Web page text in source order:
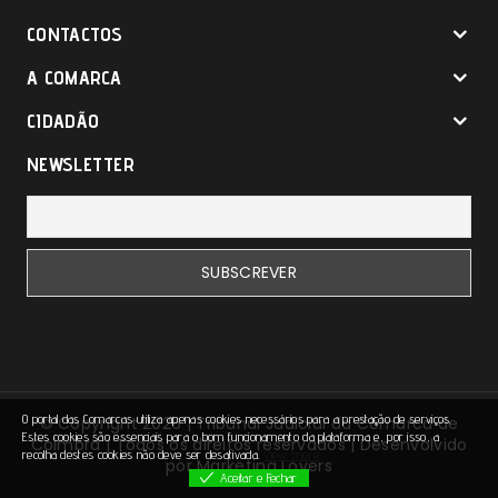
CONTACTOS
A COMARCA
CIDADÃO
NEWSLETTER
© Copyright 2026 | Tribunal Judicial da Comarca de
Coimbra | Todos os direitos reservados | Desenvolvido
porMarketing Lovers
O portal das Comarcas utiliza apenas cookies necessários para a prestação de serviços.
Estes cookies são essenciais para o bom funcionamento da plataforma e, por isso, a
recolha destes cookies não deve ser desativada. View more
Aceitar e Fechar